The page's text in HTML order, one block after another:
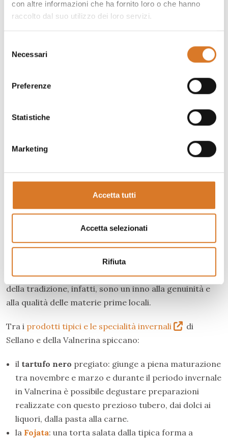
con altre informazioni che ha fornito loro o che hanno
raccolto dal suo utilizzo dei loro servizi.
delNecessari
Preferenze
Statistiche
Marketing
Accetta tutti
Accetta selezionati
Rifiuta
ringraziamento del presidente Ronald Reagan per quei
1,1 KG di tartufo inviato dai fratelli Bruno e Paolo.
5. Deliziare il palato con le
prelibatezze culinarie
Sellano e la Valnerina si distinguono per una cucina
ricca di tradizioni millenarie, che coinvolge i sensi e
avvicina il cuore alla vera essenza dell’Umbria. I piatti
della tradizione, infatti, sono un inno alla genuinità e
alla qualità delle materie prime locali.
Tra i prodotti tipici e le specialità invernali
di
Sellano e della Valnerina spiccano:
il tartufo nero pregiato: giunge a piena maturazione
tra novembre e marzo e durante il periodo invernale
in Valnerina è possibile degustare preparazioni
realizzate con questo prezioso tubero, dai dolci ai
liquori, dalla pasta alla carne.
la Fojata: una torta salata dalla tipica forma a